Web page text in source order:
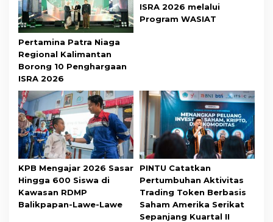
Pertamina Patra Niaga
Regional Kalimantan
Borong 10 Penghargaan
ISRA 2026
ISRA 2026 melalui
Program WASIAT
KPB Mengajar 2026 Sasar
Hingga 600 Siswa di
Kawasan RDMP
Balikpapan-Lawe-Lawe
PINTU Catatkan
Pertumbuhan Aktivitas
Trading Token Berbasis
Saham Amerika Serikat
Sepanjang Kuartal II